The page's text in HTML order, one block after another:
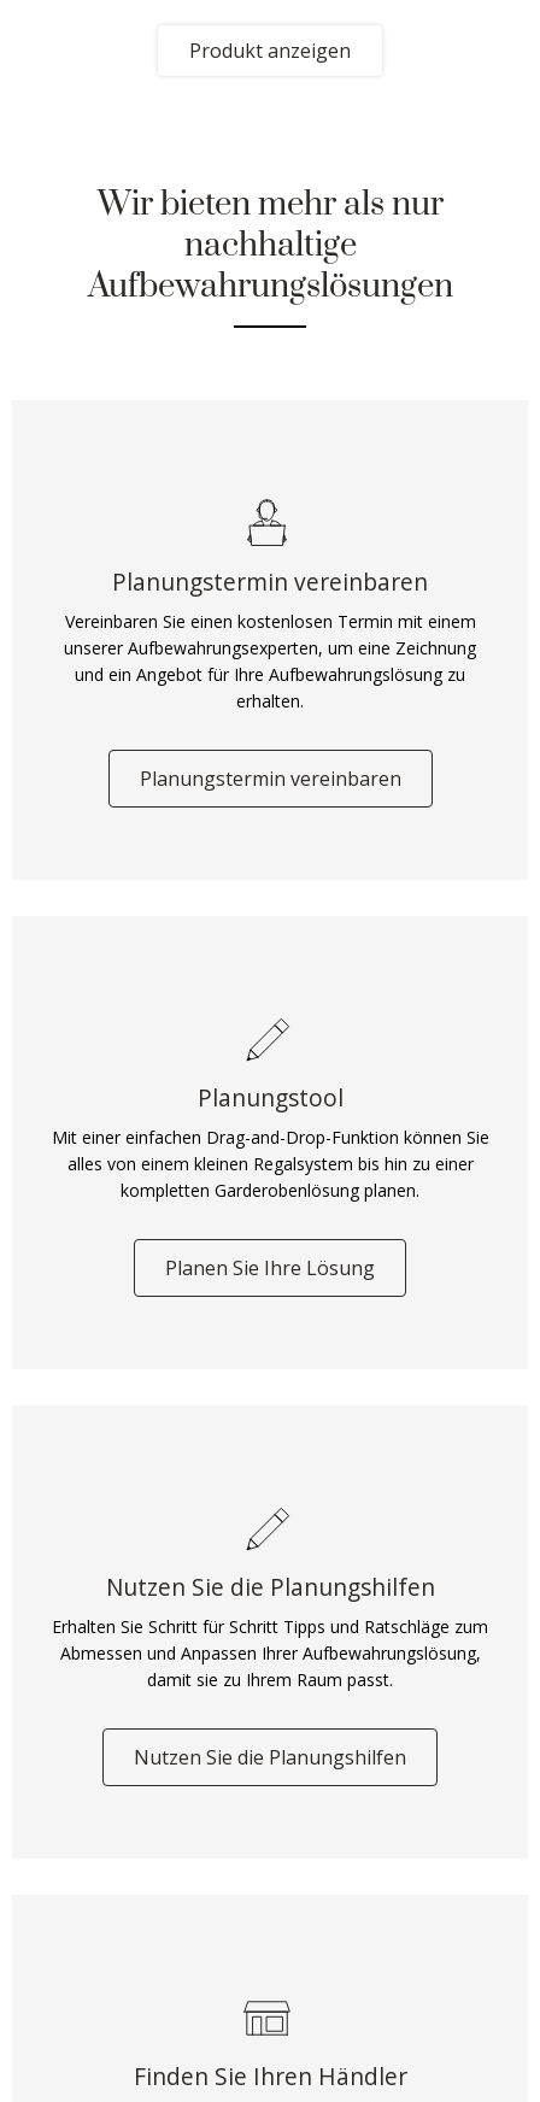
Produkt anzeigen
Wir bieten mehr als nur
nachhaltige
Aufbewahrungslösungen
Planungstermin vereinbaren
Vereinbaren Sie einen kostenlosen Termin mit einem
unserer Aufbewahrungsexperten, um eine Zeichnung
und ein Angebot für Ihre Aufbewahrungslösung zu
erhalten.
Planungstermin vereinbaren
Planungstool
Mit einer einfachen Drag-and-Drop-Funktion können Sie
alles von einem kleinen Regalsystem bis hin zu einer
kompletten Garderobenlösung planen.
Planen Sie Ihre Lösung
Nutzen Sie die Planungshilfen
Erhalten Sie Schritt für Schritt Tipps und Ratschläge zum
Abmessen und Anpassen Ihrer Aufbewahrungslösung,
damit sie zu Ihrem Raum passt.
Nutzen Sie die Planungshilfen
Finden Sie Ihren Händler